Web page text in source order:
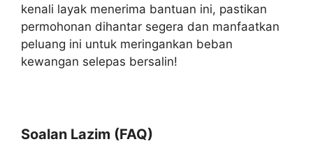
kenali layak menerima bantuan ini, pastikan
permohonan dihantar segera dan manfaatkan
peluang ini untuk meringankan beban
kewangan selepas bersalin!
Soalan Lazim (FAQ)